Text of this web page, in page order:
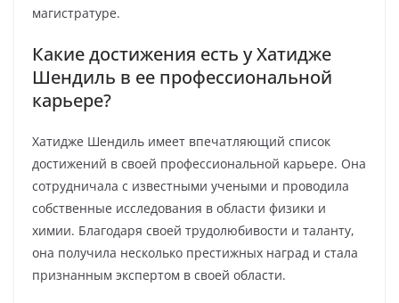
магистратуре.
Какие достижения есть у Хатидже
Шендиль в ее профессиональной
карьере?
Хатидже Шендиль имеет впечатляющий список
достижений в своей профессиональной карьере. Она
сотрудничала с известными учеными и проводила
собственные исследования в области физики и
химии. Благодаря своей трудолюбивости и таланту,
она получила несколько престижных наград и стала
признанным экспертом в своей области.